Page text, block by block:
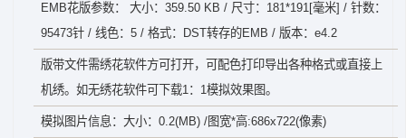
EMB花版参数： 大小：359.50 KB / 尺寸：181*191[毫米] / 针数：
95473针 / 线色：5 / 格式：DST转存的EMB / 版本：e4.2
版带文件需绣花软件方可打开，可配色打印导出各种格式或直接上
机绣。如无绣花软件可下载1：1模拟效果图。
模拟图片信息：大小：0.2(MB) /图宽*高:686x722(像素)